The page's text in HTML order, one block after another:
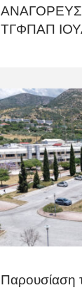
TΓΦΠΑΠ
Παρουσίαση